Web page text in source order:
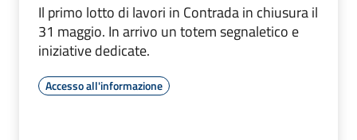
Il primo lotto di lavori in Contrada in chiusura il
31 maggio. In arrivo un totem segnaletico e
iniziative dedicate.
Accesso all'informazione